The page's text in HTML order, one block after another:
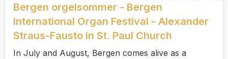
Bergen orgelsommer - Bergen
International Organ Festival - Alexander
Straus-Fausto in St. Paul Church
In July and August, Bergen comes alive as a